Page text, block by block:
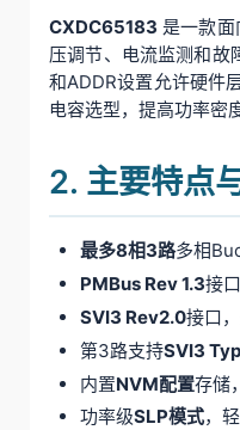
CXDC65183 是一款
压调节、电流监测和故
和ADDR设置允许硬件
电容选型，提高功率密度
2. 主要特点
最多8相3路多相
PMBus Rev 1.3接
SVI3 Rev2.0接口
第3路支持SVI3
内置NVM配置存储
功率级SLP模式，